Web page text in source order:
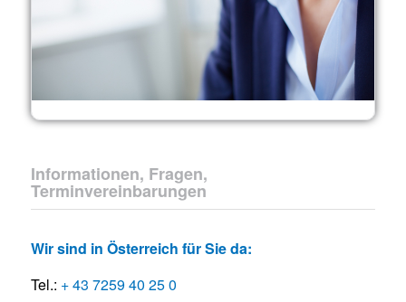
Informationen, Fragen,
Terminvereinbarungen
Wir sind in Österreich für Sie da:
Tel.: + 43 7259 40 25 0